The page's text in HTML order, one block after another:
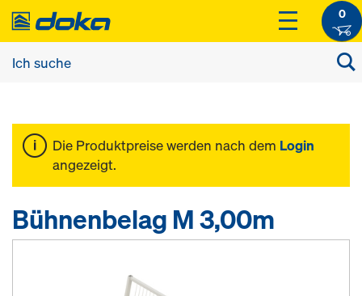
0
Die Produktpreise werden nach dem Login
angezeigt.
Bühnenbelag M 3,00m